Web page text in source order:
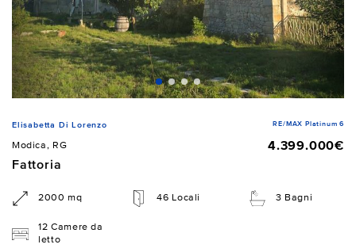
Elisabetta Di Lorenzo RE/MAX Platinum 6
Modica, RG
4.399.000€
Fattoria
2000 mq 46 Locali 3 Bagni
12 Camere da
letto